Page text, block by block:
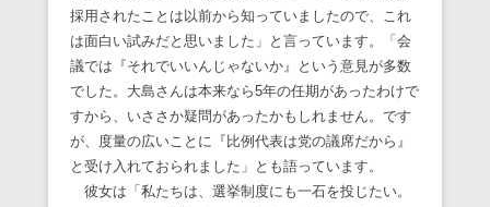
採用されたことは以前から知っていましたので、これ
は面白い試みだと思いました」と言っています。「会
議では『それでいいんじゃないか』という意見が多数
でした。大島さんは本来なら5年の任期があったわけで
すから、いささか疑問があったかもしれません。です
が、度量の広いことに『比例代表は党の議席だから』
と受け入れておられました」とも語っています。
彼女は「私たちは、選挙制度にも一石を投じたい。